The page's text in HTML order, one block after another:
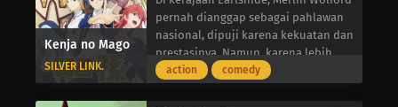
berteman dengan Kai lagi. Dengan
mengerahkan seluruh
keberaniannya, Bocchi menghadapi
tantangan menakutkan untuk
berteman dengan seluruh siswa di
penuh dengan tokoh-tokoh
eksentrik favorit para penggemar
tidak akan pernah membosankan!
yang tenang dan dingin. Tanpa
dialog atau narasi yang diucapkan,
Joshikausei bertujuan untuk
menceritakan kekonyolan komedi
yang dilakukan oleh gadis-gadis ini
Kenja no Mago
SILVER LINK.
pernah dianggap sebagai pahlawan
nasional, dipuji karena kekuatan dan
prestasinya. Namun, karena lebih
menyukai kehidupan yang tenang, ia
action comedy